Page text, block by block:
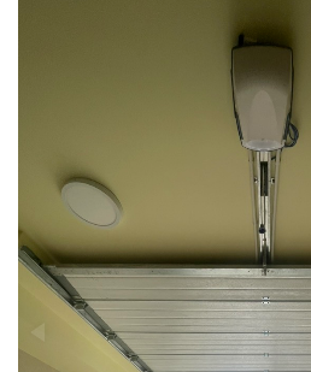
Vận hành trượt trần giúp tiết
Thân cửa thiết kế sang trọng.
Nhiều tính năng an toàn:
động, UPS, mạch báo sáng.
+ Cửa cuốn trượt trần
chính: Thân cửa OV1 và Bộ